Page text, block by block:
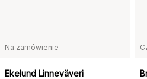
Na zamówienie
Ekelund Linneväveri